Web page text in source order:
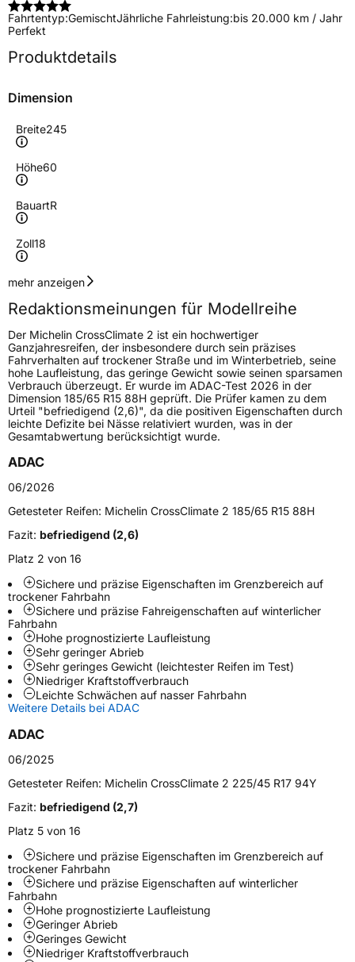
Fahrtentyp:GemischtJährliche Fahrleistung:bis 20.000 km / Jahr
Perfekt
Produktdetails
Dimension
Breite245
Höhe60
BauartR
Zoll18
Geschwindigkeitsindex
Höchstgeschwindigkeit
240 km/h
Lastindex109
Höchstlast1030 kg
Gewicht (in kg)13,999 kg
Generelle Merkmale
Fahrzeugtyp
Verwendung
ModellnameCrossClimate 2 AW
FahrzeugartPKW & SUV
Weitere Eigenschaften
SchlauchtypTL
Zustand Neureifen
M+SJa
EU Label
Nasshaftung
Rollgeräusch (Klasse)
Rollgeräusch (dB)72
FahrzeugklasseC1
mehr anzeigen
Redaktionsmeinungen für Modellreihe
Der Michelin CrossClimate 2 ist ein hochwertiger
Ganzjahresreifen, der insbesondere durch sein präzises
Fahrverhalten auf trockener Straße und im Winterbetrieb, seine
hohe Laufleistung, das geringe Gewicht sowie seinen sparsamen
Verbrauch überzeugt. Er wurde im ADAC-Test 2026 in der
Dimension 185/65 R15 88H geprüft. Die Prüfer kamen zu dem
Urteil "befriedigend (2,6)", da die positiven Eigenschaften durch
leichte Defizite bei Nässe relativiert wurden, was in der
Gesamtabwertung berücksichtigt wurde.
ADAC
06/2026
Getesteter Reifen: Michelin CrossClimate 2 185/65 R15 88H
Fazit: befriedigend (2,6)
Platz 2 von 16
Sichere und präzise Eigenschaften im Grenzbereich auf
trockener Fahrbahn
Sichere und präzise Fahreigenschaften auf winterlicher
Fahrbahn
Hohe prognostizierte Laufleistung
Sehr geringer Abrieb
Sehr geringes Gewicht (leichtester Reifen im Test)
Niedriger Kraftstoffverbrauch
Leichte Schwächen auf nasser Fahrbahn
Weitere Details bei ADAC
ADAC
06/2025
Getesteter Reifen: Michelin CrossClimate 2 225/45 R17 94Y
Fazit: befriedigend (2,7)
Platz 5 von 16
Sichere und präzise Eigenschaften im Grenzbereich auf
trockener Fahrbahn
Sichere und präzise Eigenschaften auf winterlicher
Fahrbahn
Hohe prognostizierte Laufleistung
Geringer Abrieb
Geringes Gewicht
Niedriger Kraftstoffverbrauch